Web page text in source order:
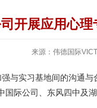
开展应用心
来源：伟德国际
与实习基地间的沟通与
国际公司、东风四中及